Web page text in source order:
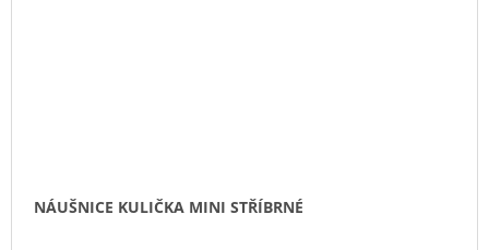
NÁUŠNICE KULIČKA MINI STŘÍBRNÉ